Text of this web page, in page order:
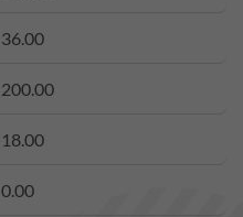
36.00
200.00
18.00
0.00